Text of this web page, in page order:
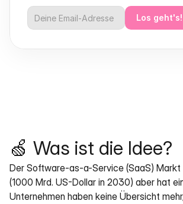
🍏 Was ist die Idee?
Der Software-as-a-Service (SaaS)
(1000 Mrd. US-Dollar in 2030) aber hat
Unternehmen haben keine Übersicht
Los geht's!